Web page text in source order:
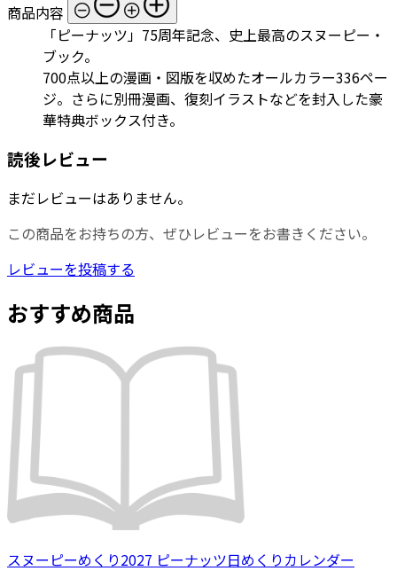
商品内容
「ピーナッツ」75周年記念、史上最高のスヌーピー・
ブック。
700点以上の漫画・図版を収めたオールカラー336ペー
ジ。さらに別冊漫画、復刻イラストなどを封入した豪
華特典ボックス付き。
読後レビュー
まだレビューはありません。
この商品をお持ちの方、ぜひレビューをお書きください。
レビューを投稿する
おすすめ商品
スヌーピーめくり2027 ピーナッツ日めくりカレンダー